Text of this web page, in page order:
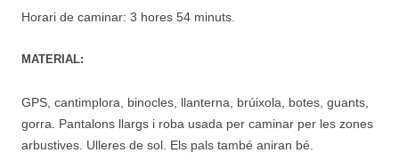
Horari de caminar: 3 hores 54 minuts.
MATERIAL:
GPS, cantimplora, binocles, llanterna, brúixola, botes, guants,
gorra. Pantalons llargs i roba usada per caminar per les zones
arbustives. Ulleres de sol. Els pals també aniran bé.